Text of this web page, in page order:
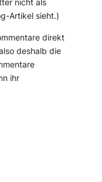
nicht als
Artikel sieht.)
direkt
deshalb die
ihr